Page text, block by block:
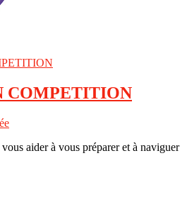
COMPETITION
aider à vous préparer et à naviguer